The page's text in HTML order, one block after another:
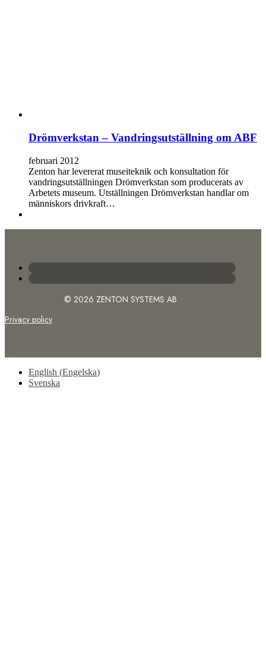
Drömverkstan – Vandringsutställning om ABF
februari 2012
Zenton har levererat museiteknik och konsultation för
vandringsutställningen Drömverkstan som producerats av
Arbetets museum. Utställningen Drömverkstan handlar om
människors drivkraft…
© 2026 ZENTON SYSTEMS AB
Privacy policy
English (Engelska)
Svenska